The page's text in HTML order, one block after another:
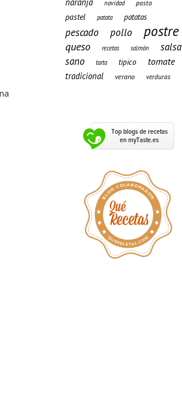
naranja navidad pasta
pastel patata patatas
pescado pollo postre
queso recetas salmón
salsa
sano
tarta tipico tomate
tradicional verano verduras